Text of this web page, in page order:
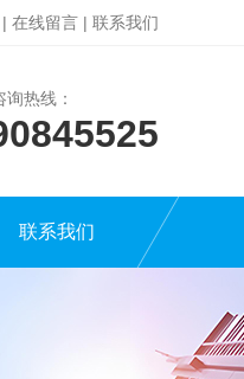
| 在线留言 | 联系我们
热线：
联系我们